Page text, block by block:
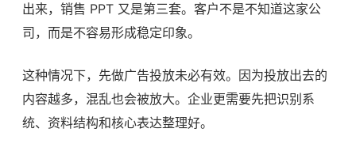
出来，销售 PPT 又是第三套。客户不是不知道这家公
司，而是不容易形成稳定印象。
这种情况下，先做广告投放未必有效。因为投放出去的
内容越多，混乱也会被放大。企业更需要先把识别系
统、资料结构和核心表达整理好。